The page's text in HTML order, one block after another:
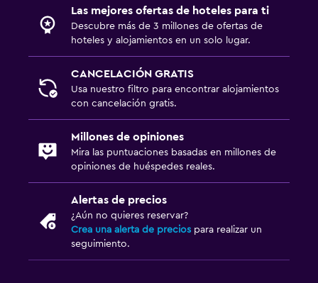
Las mejores ofertas de hoteles para ti
Descubre más de 3 millones de ofertas de
hoteles y alojamientos en un solo lugar.
CANCELACIÓN GRATIS
Usa nuestro filtro para encontrar alojamientos
con cancelación gratis.
Millones de opiniones
Mira las puntuaciones basadas en millones de
opiniones de huéspedes reales.
Alertas de precios
¿Aún no quieres reservar?
Crea una alerta de precios para realizar un
seguimiento.